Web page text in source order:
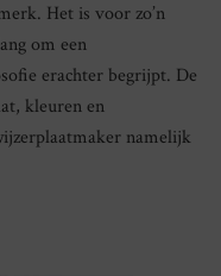
Het is voor zo’n
om een
erachter begrijpt. De
kleuren en
namelijk